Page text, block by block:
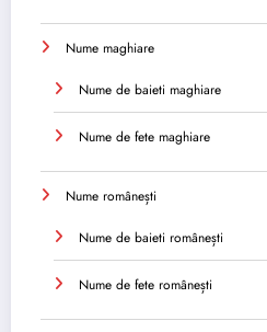
Nume maghiare
Nume de baieti maghiare
Nume de fete maghiare
Nume românești
Nume de baieti românești
Nume de fete românești